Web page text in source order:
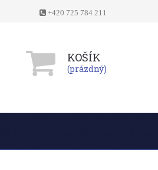
+420 725 784 211
KOŠÍK
(prázdný)